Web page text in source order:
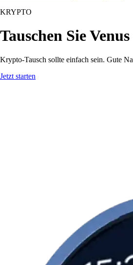
KRYPTO
Tauschen Sie
Krypto-Tausch sollte einfach sein. Gute
Jetzt starten